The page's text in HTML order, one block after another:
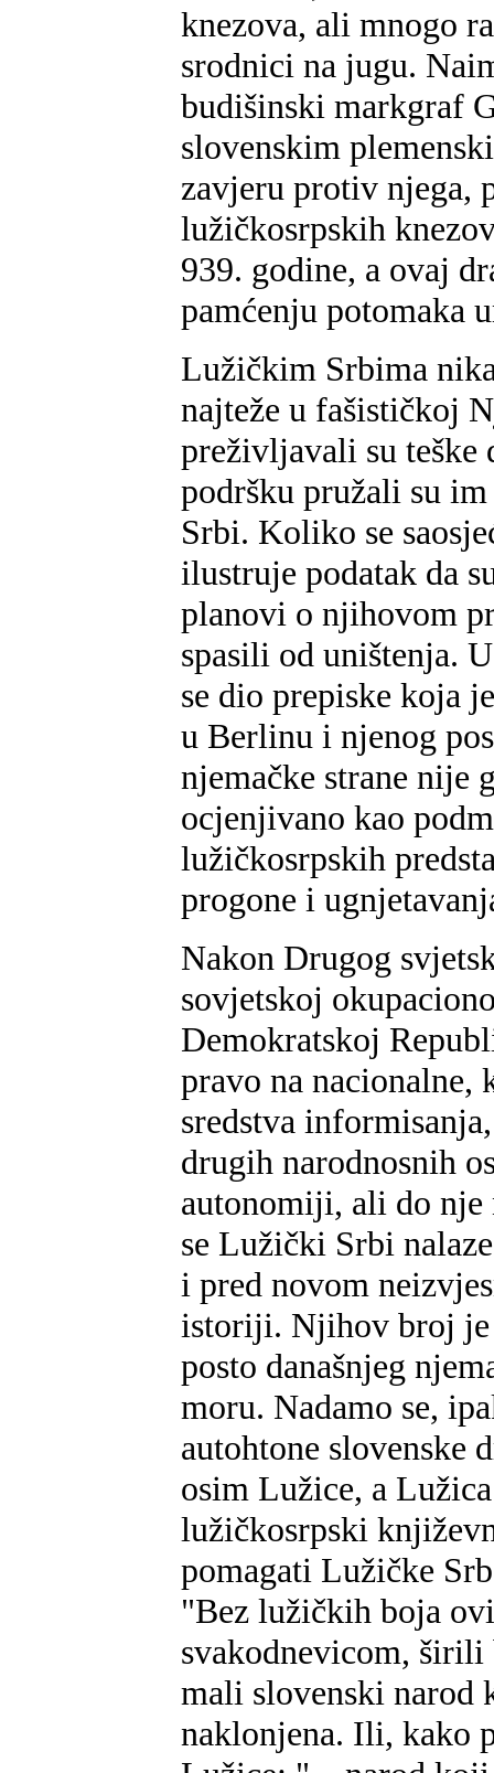
knezova, ali mnogo
srodnici na jugu.
budišinski markgraf
slovenskim
zavjeru protiv njega,
lužičkosrpskih
939. godine, a ovaj
pamćenju potomaka
Lužičkim Srbima
najteže u fašističkoj
preživljavali su teške
podršku pružali su
Srbi. Koliko se
ilustruje podatak da
planovi o njihovom
spasili od uništenja.
se dio prepiske koja
u Berlinu i njenog
njemačke strane nije
ocjenjivano kao
lužičkosrpskih
progone i
Nakon Drugog
sovjetskoj
Demokratskoj
pravo na nacionalne,
sredstva
drugih narodnosnih
autonomiji, ali do nje
se Lužički Srbi
i pred novom
istoriji. Njihov broj je
posto današnjeg
moru. Nadamo se,
autohtone slovenske
osim Lužice, a
lužičkosrpski
pomagati Lužičke
"Bez lužičkih boja
svakodnevicom, širili
mali slovenski narod
naklonjena. Ili, kako